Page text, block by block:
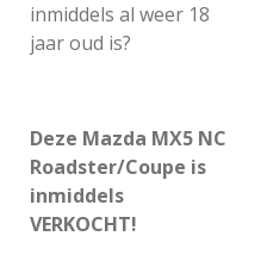
inmiddels al weer 18
jaar oud is?
Deze Mazda MX5 NC
Roadster/Coupe is
inmiddels
VERKOCHT!